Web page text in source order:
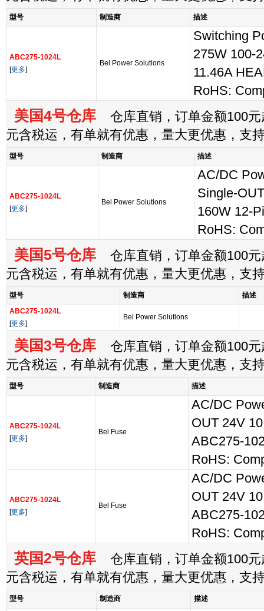
型号 制造商 描述
ABC275-1024L
[更多]
Bel Power Solutions
Switching
275W 100-
11.46A
RoHS:
美国4号仓库 仓库直销，订单金额100元
元含税运，有单就有优惠，量大更优惠，支
型号 制造商 描述
ABC275-1024L
[更多]
Bel Power Solutions
AC/DC
Single-
160W 12-
RoHS:
美国5号仓库 仓库直销，订单金额100元
元含税运，有单就有优惠，量大更优惠，支
型号 制造商
描述
ABC275-1024L
[更多]
Bel Power Solutions
美国3号仓库 仓库直销，订单金额100元
元含税运，有单就有优惠，量大更优惠，支
型号 制造商 描述
ABC275-1024L
[更多]
Bel Fuse
AC/DC
OUT 24V
ABC275-
RoHS:
ABC275-1024L
[更多]
Bel Fuse
AC/DC
OUT 24V
ABC275-
RoHS:
英国2号仓库 仓库直销，订单金额100元
元含税运，有单就有优惠，量大更优惠，支
型号 制造商 描述